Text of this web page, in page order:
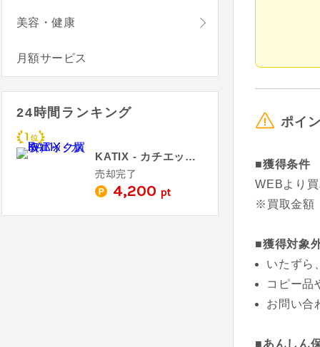
ポイ
■獲得条件
WEBより
※買取金額
■獲得対象
いたずら
コピー品
お問い合
■あんしん
美容・健康
月額サービス
24時間ランキング
KATIX - カチエックス（バイク買取）
売却完了
4,200 pt